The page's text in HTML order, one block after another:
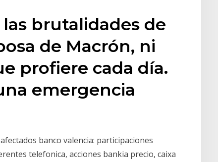
brutalidades de
de Macrón, ni
profiere cada día.
emergencia
banco valencia: participaciones
telefonica, acciones bankia precio, caixa